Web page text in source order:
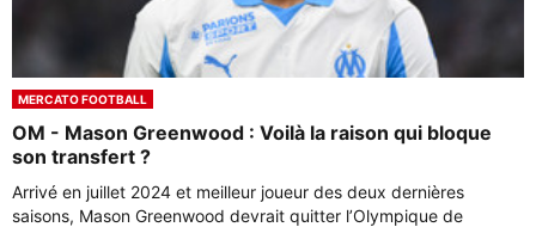
MERCATO FOOTBALL
OM - Mason Greenwood : Voilà la raison qui bloque
son transfert ?
Arrivé en juillet 2024 et meilleur joueur des deux dernières
saisons, Mason Greenwood devrait quitter l’Olympique de